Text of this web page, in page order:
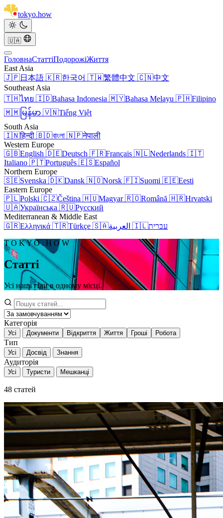
tokyo.how
🇺🇦
ГоловнаСтаттіПодорожіЖиття
East Asia
🇯🇵日本語 🇰🇷한국어 🇹🇼繁體中文 🇨🇳中文
Southeast Asia
🇹🇭ไทย 🇮🇩Bahasa Indonesia 🇲🇾Bahasa Melayu 🇵🇭Filipino
🇲🇲 မြန်မာ 🇻🇳Tiếng Việt
South Asia
🇮🇳हिन्दी 🇧🇩বাংলা 🇳🇵नेपाली
Western Europe
🇬🇧English 🇩🇪Deutsch 🇫🇷Français 🇳🇱Nederlands 🇮🇹
Italiano 🇵🇹Português 🇪🇸Español
Northern Europe
🇸🇪Svenska 🇩🇰Dansk 🇳🇴Norsk 🇫🇮Suomi 🇪🇪Eesti
Eastern Europe
🇵🇱Polski 🇨🇿Čeština 🇭🇺Magyar🇷🇴Română 🇭🇷Hrvatski
🇺🇦Українська 🇷🇺Русский
Mediterranean & Middle East
🇬🇷Ελληνικά 🇹🇷Türkçe 🇸🇦 🇮🇱עברית
T O K Y O . H O W
Статті
Усі наші гіди в одному місці.
Категорія
Усі Документи Відкриття Життя Гроші Робота
Тип
Усі Досвід Знання
Аудиторія
Усі Туристи Мешканці
48 статей